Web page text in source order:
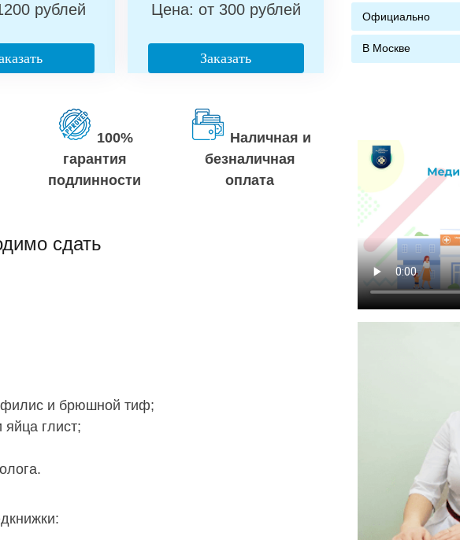
рублей Цена: от 300 рублей
Заказать
100%
гарантия
подлинности
Наличная и
безналичная
оплата
сдать
и брюшной тиф;
яйца глист;
Официально
В Москве